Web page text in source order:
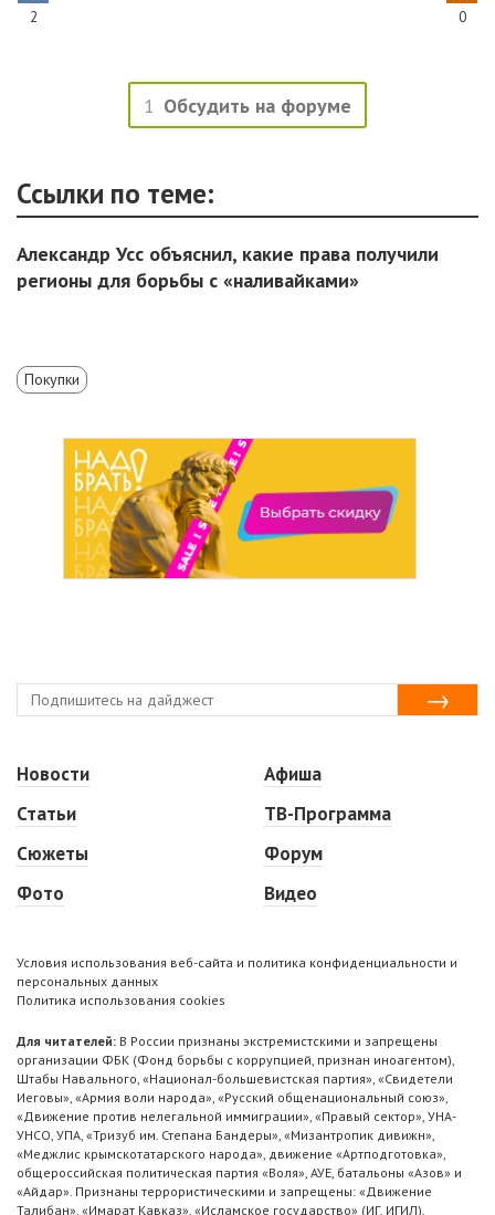
2 0
1 Обсудить на форуме
Ссылки по теме:
Александр Усс объяснил, какие права получили
регионы для борьбы с «наливайками»
Покупки
Новости
Статьи
Сюжеты
Фото
Афиша
ТВ-Программа
Форум
Видео
Условия использования веб-сайта и политика конфиденциальности и
персональных данных
Политика использования cookies
Для читателей: В России признаны экстремистскими и запрещены
организации ФБК (Фонд борьбы с коррупцией, признан иноагентом),
Штабы Навального, «Национал-большевистская партия», «Свидетели
Иеговы», «Армия воли народа», «Русский общенациональный союз»,
«Движение против нелегальной иммиграции», «Правый сектор», УНА-
УНСО, УПА, «Тризуб им. Степана Бандеры», «Мизантропик дивижн»,
«Меджлис крымскотатарского народа», движение «Артподготовка»,
общероссийская политическая партия «Воля», АУЕ, батальоны «Азов» и
«Айдар». Признаны террористическими и запрещены: «Движение
Талибан», «Имарат Кавказ», «Исламское государство» (ИГ, ИГИЛ),